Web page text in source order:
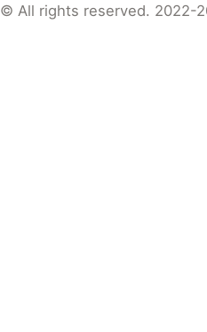
© All rights reserved. 2022-